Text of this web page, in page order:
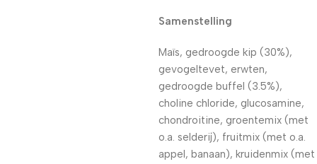
Samenstelling
Maïs, gedroogde kip (30%),
gevogeltevet, erwten,
gedroogde buffel (3.5%),
choline chloride, glucosamine,
chondroitine, groentemix (met
o.a. selderij), fruitmix (met o.a.
appel, banaan), kruidenmix (met